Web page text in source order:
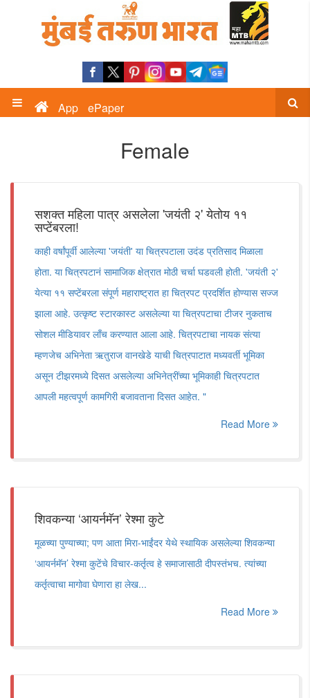
App ePaper
Female
सशक्त महिला पात्र असलेला 'जयंती २' येतोय ११
सप्टेंबरला!
काही वर्षांपूर्वी आलेल्या 'जयंती' या चित्रपटाला उदंड प्रतिसाद मिळाला
होता. या चित्रपटानं सामाजिक क्षेत्रात मोठी चर्चा घडवली होती. 'जयंती २'
येत्या ११ सप्टेंबरला संपूर्ण महाराष्ट्रात हा चित्रपट प्रदर्शित होण्यास सज्ज
झाला आहे. उत्कृष्ट स्टारकास्ट असलेल्या या चित्रपटाचा टीजर नुकताच
सोशल मीडियावर लाँच करण्यात आला आहे. चित्रपटाचा नायक संत्या
म्हणजेच अभिनेता ऋतुराज वानखेडे याची चित्रपाटात मध्यवर्ती भूमिका
असून टीझरमध्ये दिसत असलेल्या अभिनेत्रींच्या भूमिकाही चित्रपटात
आपली महत्वपूर्ण कामगिरी बजावताना दिसत आहेत. "
Read More
शिवकन्या ‌‘आयर्नमॅन‌’ रेश्मा कुटे
मूळच्या पुण्याच्या; पण आता मिरा-भाईंदर येथे स्थायिक असलेल्या शिवकन्या
‌‘आयर्नमॅन‌’ रेश्मा कुटेंचे विचार-कर्तृत्व हे समाजासाठी दीपस्तंभच. त्यांच्या
कर्तृत्वाचा मागोवा घेणारा हा लेख...
Read More